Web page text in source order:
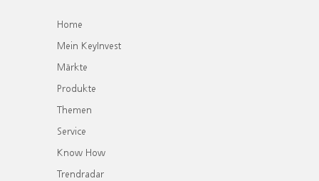
Home
Mein KeyInvest
Märkte
Produkte
Themen
Service
Know How
Trendradar